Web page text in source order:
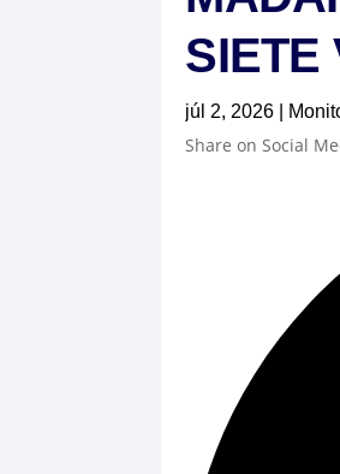
SIETE
júl 2, 2026
Share on Social